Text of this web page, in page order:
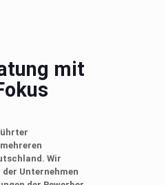
mit
Wir
Unternehmen